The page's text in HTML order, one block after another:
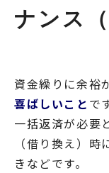
ナンス
資金繰りに余裕
喜ばしいこと で
一括返済が必要
（借り換え）
きなどです。